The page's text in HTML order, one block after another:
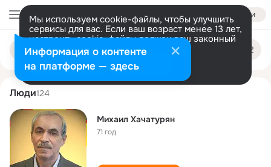
Войти
Мы используем cookie-файлы, чтобы улучшить
сервисы для вас. Если ваш возраст менее 13 лет,
настроить cookie-файлы должен ваш законный
представитель. Больше информации
Разрешить все Настроить
Поиск
людям
mikhail khachaturyan
Люди124
Михаил Хачатурян
71 год
Информация о контенте
на платформе — здесь